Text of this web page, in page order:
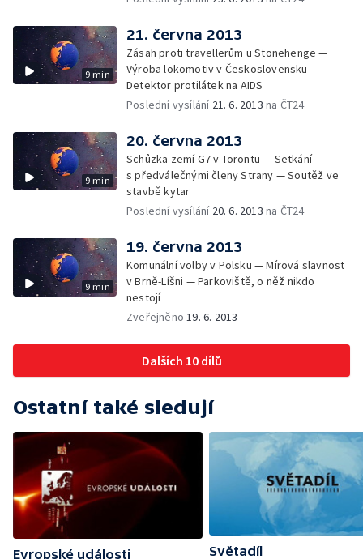
9 min
21. června 2013
Zásah proti travellerům u Stonehenge —
Výroba lokomotiv v Československu —
Detektor protilátek na AIDS
Poslední vysílání 21. 6. 2013 na ČT24
9 min
20. června 2013
Schůzka zemí G7 v Torontu — Setkání
s předválečnými členy Strany — Soutěž ve
stavbě kytar
Poslední vysílání 20. 6. 2013 na ČT24
9 min
19. června 2013
Komunální volby v Polsku — Mírová slavnost
v Brně-Líšni — Parkoviště, o něž nikdo
nestojí
Zveřejněno19. 6. 2013
Dalších 10 dílů
Ostatní také sledují
Evropské události
Světadíl